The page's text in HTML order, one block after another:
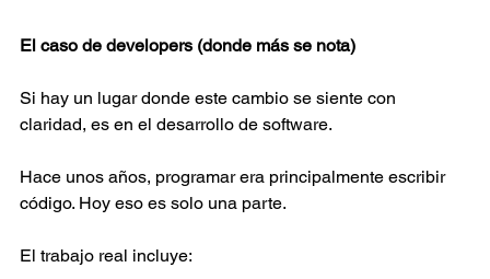
El caso de developers (donde más se nota)
Si hay un lugar donde este cambio se siente con
claridad, es en el desarrollo de software.
Hace unos años, programar era principalmente escribir
código. Hoy eso es solo una parte.
El trabajo real incluye: